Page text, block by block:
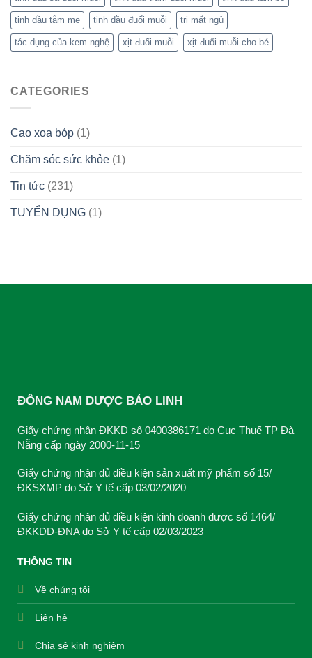
tinh dầu tắm mẹ tinh dầu đuổi muỗi trị mất ngủ
tác dụng của kem nghệ xịt đuổi muỗi xịt đuổi muỗi cho bé
CATEGORIES
Cao xoa bóp (1)
Chăm sóc sức khỏe (1)
Tin tức (231)
TUYỂN DỤNG (1)
ĐÔNG NAM DƯỢC BẢO LINH
Giấy chứng nhận ĐKKD số 0400386171 do Cục Thuế TP Đà
Nẵng cấp ngày 2000-11-15
Giấy chứng nhận đủ điều kiện sản xuất mỹ phẩm số 15/
ĐKSXMP do Sở Y tế cấp 03/02/2020
Giấy chứng nhận đủ điều kiện kinh doanh dược số 1464/
ĐKKDD-ĐNA do Sở Y tế cấp 02/03/2023
THÔNG TIN
Về chúng tôi
Liên hệ
Chia sẻ kinh nghiệm